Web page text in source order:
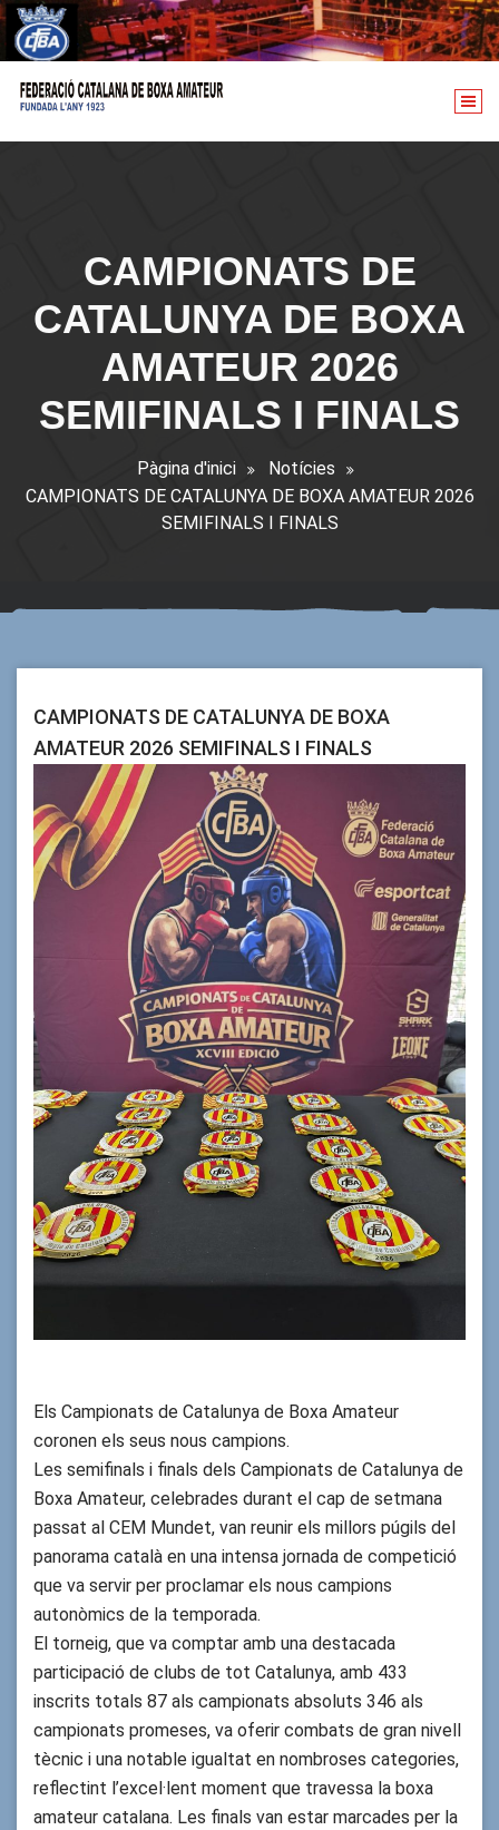
Vés
contingut
CAMPIONATS DE
CATALUNYA DE BOXA
AMATEUR 2026
SEMIFINALS I FINALS
Pàgina d'inici
Notícies
CAMPIONATS DE CATALUNYA DE BOXA AMATEUR 2026
SEMIFINALS I FINALS
CAMPIONATS DE CATALUNYA DE BOXA
AMATEUR 2026 SEMIFINALS I FINALS
Els Campionats de Catalunya de Boxa Amateur
coronen els seus nous campions.
Les semifinals i finals dels Campionats de Catalunya de
Boxa Amateur, celebrades durant el cap de setmana
passat al CEM Mundet, van reunir els millors púgils del
panorama català en una intensa jornada de competició
que va servir per proclamar els nous campions
autonòmics de la temporada.
El torneig, que va comptar amb una destacada
participació de clubs de tot Catalunya, amb 433
inscrits totals 87 als campionats absoluts 346 als
campionats promeses, va oferir combats de gran nivell
tècnic i una notable igualtat en nombroses categories,
reflectint l’excel·lent moment que travessa la boxa
amateur catalana. Les finals van estar marcades per la